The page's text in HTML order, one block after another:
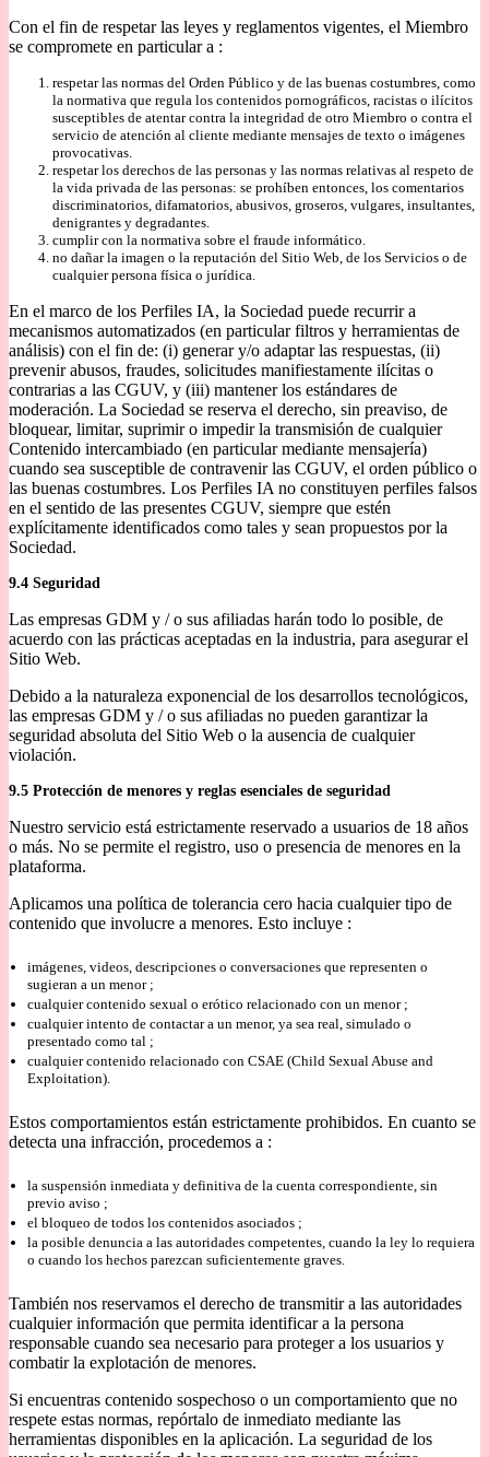
Con el fin de respetar las leyes y reglamentos vigentes, el Miembro
se compromete en particular a :
respetar las normas del Orden Público y de las buenas costumbres, como
la normativa que regula los contenidos pornográficos, racistas o ilícitos
susceptibles de atentar contra la integridad de otro Miembro o contra el
servicio de atención al cliente mediante mensajes de texto o imágenes
provocativas.
respetar los derechos de las personas y las normas relativas al respeto de
la vida privada de las personas: se prohíben entonces, los comentarios
discriminatorios, difamatorios, abusivos, groseros, vulgares, insultantes,
denigrantes y degradantes.
cumplir con la normativa sobre el fraude informático.
no dañar la imagen o la reputación del Sitio Web, de los Servicios o de
cualquier persona física o jurídica.
En el marco de los Perfiles IA, la Sociedad puede recurrir a
mecanismos automatizados (en particular filtros y herramientas de
análisis) con el fin de: (i) generar y/o adaptar las respuestas, (ii)
prevenir abusos, fraudes, solicitudes manifiestamente ilícitas o
contrarias a las CGUV, y (iii) mantener los estándares de
moderación. La Sociedad se reserva el derecho, sin preaviso, de
bloquear, limitar, suprimir o impedir la transmisión de cualquier
Contenido intercambiado (en particular mediante mensajería)
cuando sea susceptible de contravenir las CGUV, el orden público o
las buenas costumbres. Los Perfiles IA no constituyen perfiles falsos
en el sentido de las presentes CGUV, siempre que estén
explícitamente identificados como tales y sean propuestos por la
Sociedad.
9.4 Seguridad
Las empresas GDM y / o sus afiliadas harán todo lo posible, de
acuerdo con las prácticas aceptadas en la industria, para asegurar el
Sitio Web.
Debido a la naturaleza exponencial de los desarrollos tecnológicos,
las empresas GDM y / o sus afiliadas no pueden garantizar la
seguridad absoluta del Sitio Web o la ausencia de cualquier
violación.
9.5 Protección de menores y reglas esenciales de seguridad
Nuestro servicio está estrictamente reservado a usuarios de 18 años
o más. No se permite el registro, uso o presencia de menores en la
plataforma.
Aplicamos una política de tolerancia cero hacia cualquier tipo de
contenido que involucre a menores. Esto incluye :
imágenes, videos, descripciones o conversaciones que representen o
sugieran a un menor ;
cualquier contenido sexual o erótico relacionado con un menor ;
cualquier intento de contactar a un menor, ya sea real, simulado o
presentado como tal ;
cualquier contenido relacionado con CSAE (Child Sexual Abuse and
Exploitation).
Estos comportamientos están estrictamente prohibidos. En cuanto se
detecta una infracción, procedemos a :
la suspensión inmediata y definitiva de la cuenta correspondiente, sin
previo aviso ;
el bloqueo de todos los contenidos asociados ;
la posible denuncia a las autoridades competentes, cuando la ley lo requiera
o cuando los hechos parezcan suficientemente graves.
También nos reservamos el derecho de transmitir a las autoridades
cualquier información que permita identificar a la persona
responsable cuando sea necesario para proteger a los usuarios y
combatir la explotación de menores.
Si encuentras contenido sospechoso o un comportamiento que no
respete estas normas, repórtalo de inmediato mediante las
herramientas disponibles en la aplicación. La seguridad de los